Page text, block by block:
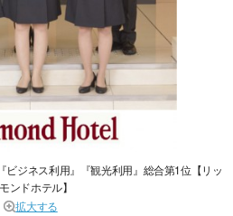
ビジネス利用』『観光利用』総合第1位【リッ
ンドホテル】
拡大する